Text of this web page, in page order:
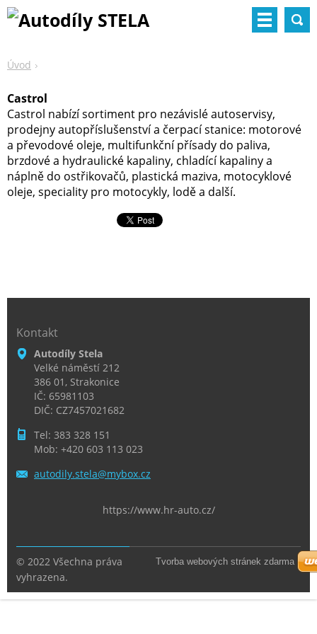
Úvod
Castrol
Castrol nabízí sortiment pro nezávislé autoservisy,
prodejny autopříslušenství a čerpací stanice: motorové
a převodové oleje, multifunkční přísady do paliva,
brzdové a hydraulické kapaliny, chladící kapaliny a
náplně do ostřikovačů, plastická maziva, motocyklové
oleje, speciality pro motocykly, lodě a další.
Kontakt
Autodíly Stela
Velké náměstí 212
386 01, Strakonice
IČ: 65981103
DIČ: CZ7457021682
Tel: 383 328 151
Mob: +420 603 113 023
autodily.stela@mybox.cz
https://www.hr-auto.cz/
© 2022 Všechna práva
vyhrazena.
Tvorba webových stránek zdarma